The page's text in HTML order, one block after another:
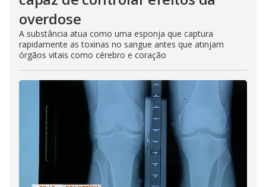
overdose
A substância atua como uma esponja que captura
rapidamente as toxinas no sangue antes que atinjam
órgãos vitais como cérebro e coração